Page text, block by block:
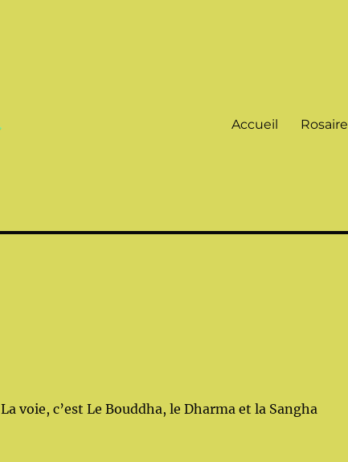
Accueil Rosaire
La voie, c’est Le Bouddha, le Dharma et la Sangha